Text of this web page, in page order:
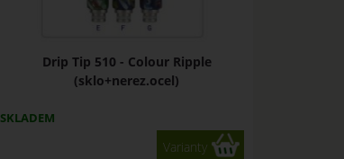
Drip Tip 510 - Colour Ripple
(sklo+nerez.ocel)
SKLADEM
Varianty